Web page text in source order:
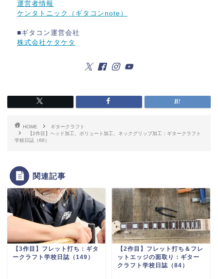
運営者情報
ケンタトニック（ギタコンnote）
■ギタコン運営会社
株式会社ケタケタ
HOME
ギタークラフト
【2作目】ヘッド加工、ボリュート加工、ネックグリップ加工：ギタークラフト
学校日誌（66）
関連記事
【3作目】フレット打ち：ギタ
ークラフト学校日誌（149）
【2作目】フレット打ち＆フレ
ットエッジの面取り：ギター
クラフト学校日誌（84）